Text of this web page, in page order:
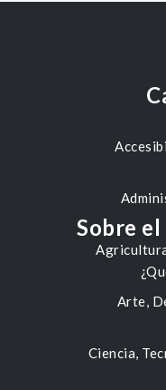
Arte,
Ciencia,
Sobre